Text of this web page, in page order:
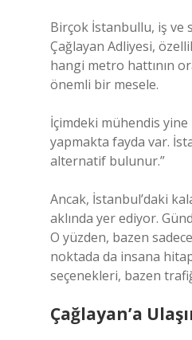
Birçok İstanbullu, iş ve
Çağlayan Adliyesi,
hangi metro hattının
önemli bir mesele.
İçimdeki mühendis
yapmakta fayda var.
alternatif bulunur.”
Ancak, İstanbul’daki
aklında yer ediyor.
O yüzden, bazen
noktada da insana
seçenekleri, bazen
Çağlayan’a